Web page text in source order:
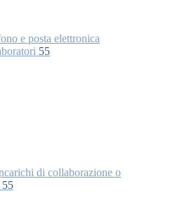
e posta elettronica
55
di collaborazione o
55